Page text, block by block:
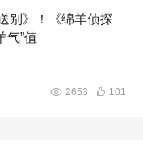
别》！《绵羊侦探
气”值
2653 101